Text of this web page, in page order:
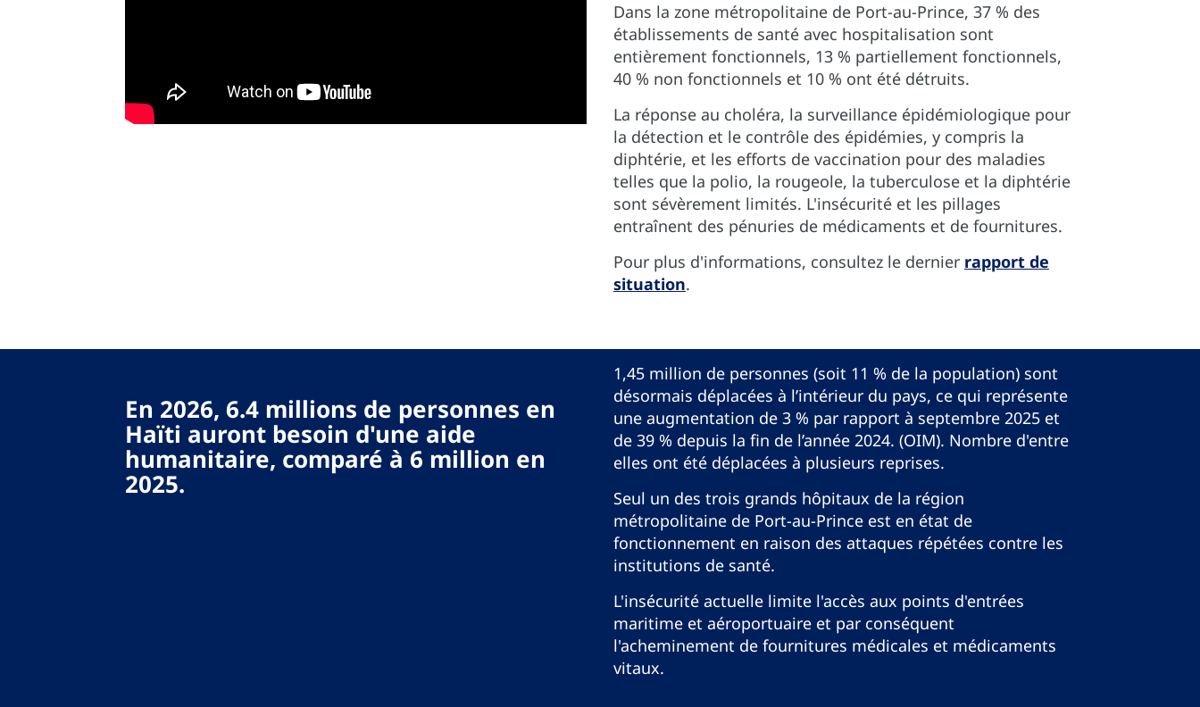
Dans la zone métropolitaine de Port-au-Prince, 37 % des
établissements de santé avec hospitalisation sont
entièrement fonctionnels, 13 % partiellement fonctionnels,
40 % non fonctionnels et 10 % ont été détruits.
La réponse au choléra, la surveillance épidémiologique pour
la détection et le contrôle des épidémies, y compris la
diphtérie, et les efforts de vaccination pour des maladies
telles que la polio, la rougeole, la tuberculose et la diphtérie
sont sévèrement limités. L'insécurité et les pillages
entraînent des pénuries de médicaments et de fournitures.
Pour plus d'informations, consultez le dernier rapport de
situation.
En 2026, 6.4 millions de personnes en
Haïti auront besoin d'une aide
humanitaire, comparé à 6 million en
2025.
1,45 million de personnes (soit 11 % de la population) sont
désormais déplacées à l’intérieur du pays, ce qui représente
une augmentation de 3 % par rapport à septembre 2025 et
de 39 % depuis la fin de l’année 2024. (OIM). Nombre d'entre
elles ont été déplacées à plusieurs reprises.
Seul un des trois grands hôpitaux de la région
métropolitaine de Port-au-Prince est en état de
fonctionnement en raison des attaques répétées contre les
institutions de santé.
L'insécurité actuelle limite l'accès aux points d'entrées
maritime et aéroportuaire et par conséquent
l'acheminement de fournitures médicales et médicaments
vitaux.